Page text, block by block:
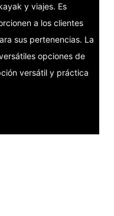
y viajes. Es
a los clientes
sus pertenencias. La
opciones de
versátil y práctica